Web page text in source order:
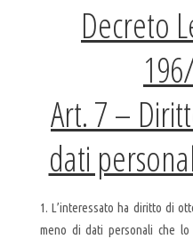
Decreto
Art. 7 –
dati
1. L’interessato ha diritto di
meno di dati personali che lo